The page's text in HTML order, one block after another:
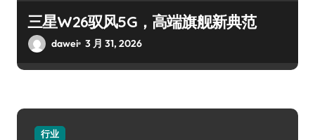
三星W26驭风5G，高端旗舰新典范
dawei 3 月 31, 2026
行业